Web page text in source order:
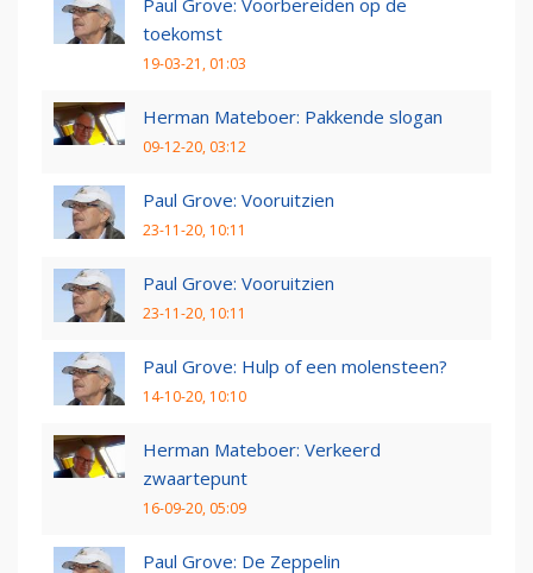
Paul Grove: Voorbereiden op de
toekomst
19-03-21, 01:03
Herman Mateboer: Pakkende slogan
09-12-20, 03:12
Paul Grove: Vooruitzien
23-11-20, 10:11
Paul Grove: Vooruitzien
23-11-20, 10:11
Paul Grove: Hulp of een molensteen?
14-10-20, 10:10
Herman Mateboer: Verkeerd
zwaartepunt
16-09-20, 05:09
Paul Grove: De Zeppelin